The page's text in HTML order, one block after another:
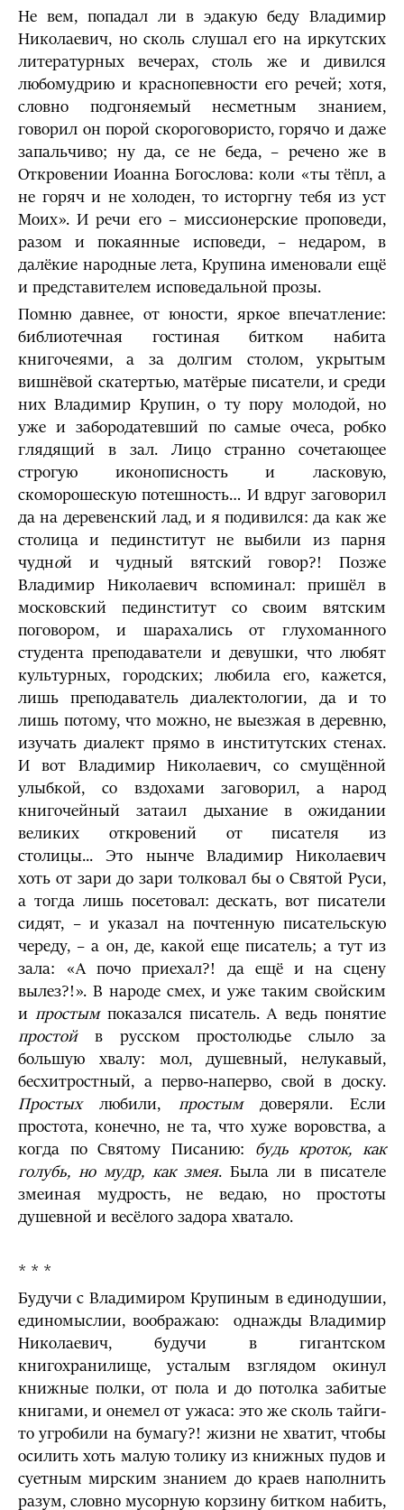
Не вем, попадал ли в эдакую беду Владимир
Николаевич, но сколь слушал его на иркутских
литературных вечерах, столь же и дивился
любомудрию и краснопевности его речей; хотя,
словно подгоняемый несметным знанием,
говорил он порой скороговористо, горячо и даже
запальчиво; ну да, се не беда, – речено же в
Откровении Иоанна Богослова: коли «ты тёпл, а
не горяч и не холоден, то исторгну тебя из уст
Моих». И речи его – миссионерские проповеди,
разом и покаянные исповеди, – недаром, в
далёкие народные лета, Крупина именовали ещё
и представителем исповедальной прозы.
Помню давнее, от юности, яркое впечатление:
библиотечная гостиная битком набита
книгочеями, а за долгим столом, укрытым
вишнёвой скатертью, матёрые писатели, и среди
них Владимир Крупин, о ту пору молодой, но
уже и забородатевший по самые очеса, робко
глядящий в зал. Лицо странно сочетающее
строгую иконописность и ласковую,
скоморошескую потешность… И вдруг заговорил
да на деревенский лад, и я подивился: да как же
столица и пединститут не выбили из парня
чудной и чудный вятский говор?! Позже
Владимир Николаевич вспоминал: пришёл в
московский пединститут со своим вятским
поговором, и шарахались от глухоманного
студента преподаватели и девушки, что любят
культурных, городских; любила его, кажется,
лишь преподаватель диалектологии, да и то
лишь потому, что можно, не выезжая в деревню,
изучать диалект прямо в институтских стенах.
И вот Владимир Николаевич, со смущённой
улыбкой, со вздохами заговорил, а народ
книгочейный затаил дыхание в ожидании
великих откровений от писателя из
столицы... Это нынче Владимир Николаевич
хоть от зари до зари толковал бы о Святой Руси,
а тогда лишь посетовал: дескать, вот писатели
сидят, – и указал на почтенную писательскую
череду, – а он, де, какой еще писатель; а тут из
зала: «А почо приехал?! да ещё и на сцену
вылез?!». В народе смех, и уже таким свойским
ипростым показался писатель. А ведь понятие
простойв русском простолюдье слыло за
большую хвалу: мол, ду­шевный, нелукавый,
бесхитростный, а перво-наперво, свой в доску.
Простыхлюбили, простымдоверяли. Если
простота, конечно, не та, что хуже воровства, а
когда по Святому Писанию: будь кроток, как
голубь, но мудр, как змея. Была ли в писателе
змеиная мудрость, не ведаю, но простоты
душевной и весёлого задора хватало.
* * *
Будучи с Владимиром Крупиным в единодушии,
единомыслии, воображаю: однажды Владимир
Николаевич, будучи в гигантском
книгохранилище, усталым взглядом окинул
книжные полки, от пола и до потолка забитые
книгами, и онемел от ужаса: это же сколь тайги-
то угробили на бумагу?! жизни не хватит, чтобы
осилить хоть малую толику из книжных пудов и
суетным мирским знанием до краев наполнить
разум, словно мусорную корзину битком набить,